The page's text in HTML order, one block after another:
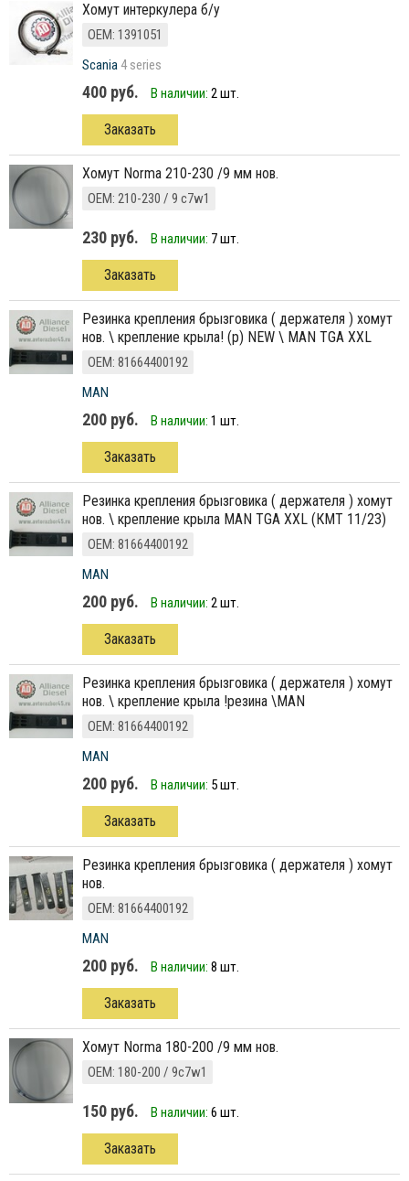
Хомут интеркулера б/у
ОЕМ: 1391051
Scania 4 series
400 руб. В наличии: 2 шт.
Заказать
хомут Norma 210-230 /9 мм нов.
ОЕМ: 210-230 / 9 c7w1
230 руб. В наличии: 7 шт.
Заказать
резинка крепления брызговика ( держателя ) хомут
нов. \ крепление крыла! (р) NEW \ MAN TGA XXL
ОЕМ: 81664400192
MAN
200 руб. В наличии: 1 шт.
Заказать
резинка крепления брызговика ( держателя ) хомут
нов. \ крепление крыла MAN TGА XXL (КМТ 11/23)
ОЕМ: 81664400192
MAN
200 руб. В наличии: 2 шт.
Заказать
резинка крепления брызговика ( держателя ) хомут
нов. \ крепление крыла !резина \MAN
ОЕМ: 81664400192
MAN
200 руб. В наличии: 5 шт.
Заказать
резинка крепления брызговика ( держателя ) хомут
нов.
ОЕМ: 81664400192
MAN
200 руб. В наличии: 8 шт.
Заказать
хомут Norma 180-200 /9 мм нов.
ОЕМ: 180-200 / 9c7w1
150 руб. В наличии: 6 шт.
Заказать